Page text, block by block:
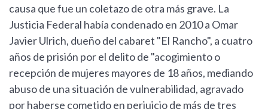
causa que fue un coletazo de otra más grave. La
Justicia Federal había condenado en 2010 a Omar
Javier Ulrich, dueño del cabaret "El Rancho", a cuatro
años de prisión por el delito de "acogimiento o
recepción de mujeres mayores de 18 años, mediando
abuso de una situación de vulnerabilidad, agravado
por haberse cometido en perjuicio de más de tres